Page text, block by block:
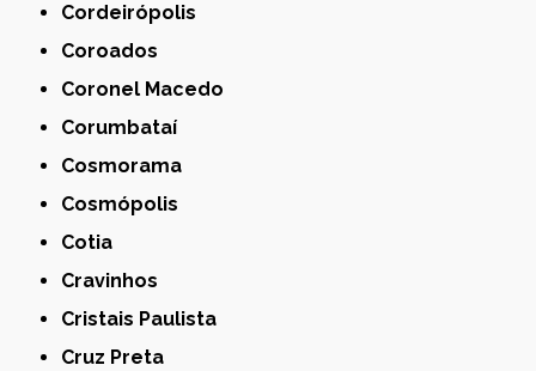
Cordeirópolis
Coroados
Coronel Macedo
Corumbataí
Cosmorama
Cosmópolis
Cotia
Cravinhos
Cristais Paulista
Cruz Preta